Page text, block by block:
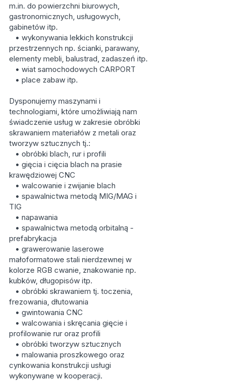
m.in. do powierzchni biurowych,
gastronomicznych, usługowych,
gabinetów itp.
• wykonywania lekkich konstrukcji
przestrzennych np. ścianki, parawany,
elementy mebli, balustrad, zadaszeń itp.
• wiat samochodowych CARPORT
• place zabaw itp.
Dysponujemy maszynami i
technologiami, które umożliwiają nam
świadczenie usług w zakresie obróbki
skrawaniem materiałów z metali oraz
tworzyw sztucznych tj.:
• obróbki blach, rur i profili
• gięcia i cięcia blach na prasie
krawędziowej CNC
• walcowanie i zwijanie blach
• spawalnictwa metodą MIG/MAG i
TIG
• napawania
• spawalnictwa metodą orbitalną -
prefabrykacja
• grawerowanie laserowe
małoformatowe stali nierdzewnej w
kolorze RGB cwanie, znakowanie np.
kubków, długopisów itp.
• obróbki skrawaniem tj. toczenia,
frezowania, dłutowania
• gwintowania CNC
• walcowania i skręcania gięcie i
profilowanie rur oraz profili
• obróbki tworzyw sztucznych
• malowania proszkowego oraz
cynkowania konstrukcji usługi
wykonywane w kooperacji.